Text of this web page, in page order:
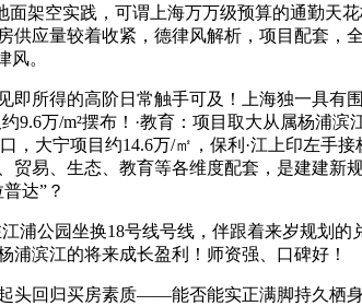
空实践，可谓上海万万级预算的通勤天
应量较着收紧，德律风解析，项目配套，
风。
得的高阶日常触手可及！上海独一具有
万/m²摆布！·教育：项目取大从属杨浦
，大宁项目约14.6万/㎡，保利·江上印左手
易、生态、教育等各维度配套，是建建新
达”？
公园坐换18号线号线，伴跟着来岁规划的
滨江的将来成长盈利！师资强、口碑好！
回归买房素质——能否能实正满脚持久栖